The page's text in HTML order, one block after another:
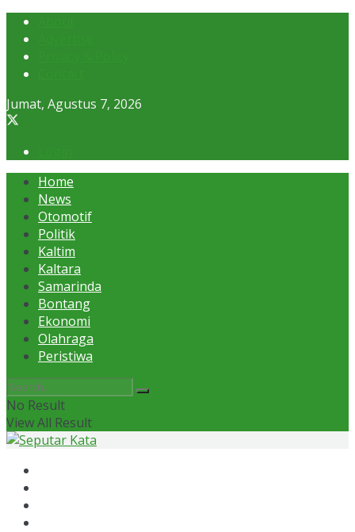
Jumat, Agustus 7, 2026
Home
News
Otomotif
Politik
Kaltim
Kaltara
Samarinda
Bontang
Ekonomi
Olahraga
Peristiwa
No Result
View All Result